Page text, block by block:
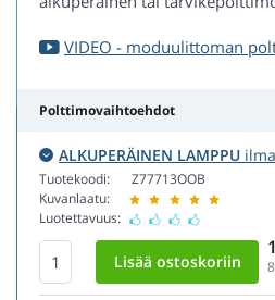
VIDEO - moduulittoman
Polttimovaihtoehdot
ALKUPERÄINEN LAMPPU
Tuotekoodi:
Kuvanlaatu:
Luotettavuus:
Z77713OOB